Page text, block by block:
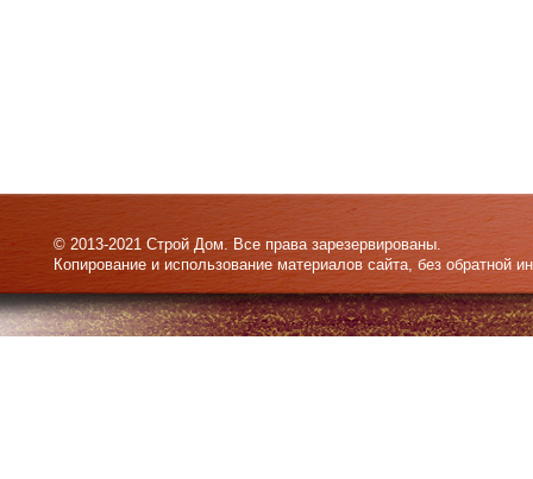
© 2013-2021 Строй Дом. Все права зарезервированы.
Копирование и использование материалов сайта, без обратной